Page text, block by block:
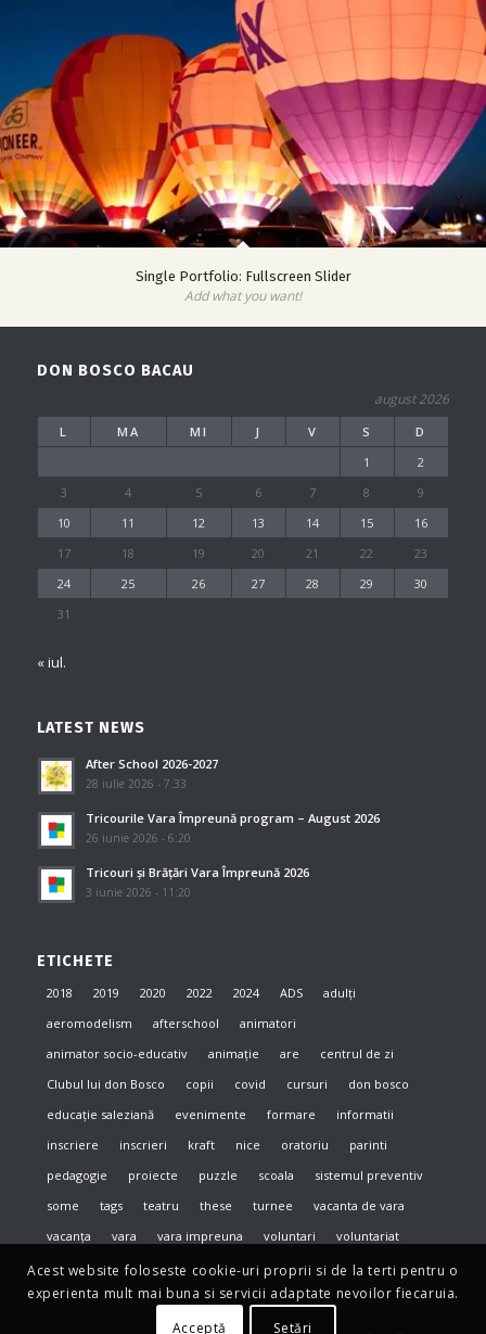
Single Portfolio: Fullscreen Slider
Add what you want!
DON BOSCO BACAU
august 2026
L MA MI J V S
D
1
2
3
4 5 6 7 8
9
10
11 12 13 14 15
16
17
18 19 20 21 22
23
24
25 26 27 28 29
30
31
« iul.
LATEST NEWS
After School 2026-2027
28 iulie 2026 - 7:33
Tricourile Vara Împreună program – August 2026
26 iunie 2026 - 6:20
Tricouri și Brățări Vara Împreună 2026
3 iunie 2026 - 11:20
ETICHETE
2018 2019 2020 2022 2024 ADS
adulți
aeromodelism
afterschool
animatori
animator socio-educativ
animație are
centrul de zi
Clubul lui don Bosco
copii covid cursuri
don bosco
educație saleziană
evenimente formare
informatii
inscriere
inscrieri kraft nice oratoriu
parinti
pedagogie
proiecte puzzle scoala
sistemul preventiv
some
tags teatru these turnee
vacanta de vara
vacanța
vara vara impreuna voluntari voluntariat
Acest website foloseste cookie-uri proprii si de la terti pentru o
experienta mult mai buna si servicii adaptate nevoilor fiecaruia.
Acceptă
Setări